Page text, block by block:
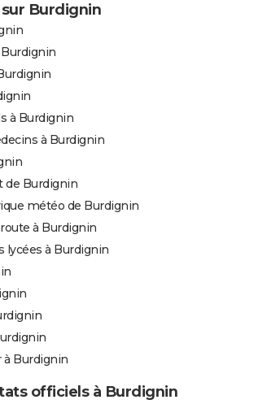
sur Burdignin
Burdignin
à Burdignin
à Burdignin
de Burdignin
météo de Burdignin
à Burdignin
lycées à Burdignin
Burdignin
officiels à Burdignin